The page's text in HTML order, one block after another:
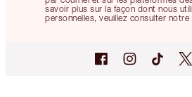
savoir plus sur la façon dont nous
personnelles, veuillez consulter